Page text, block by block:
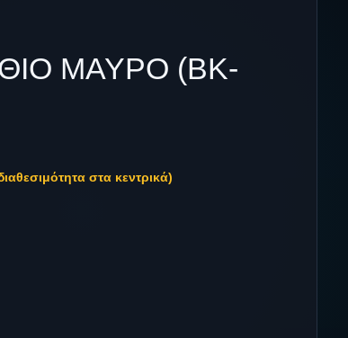
ΜΑΥΡΟ (BK-
στα κεντρικά)